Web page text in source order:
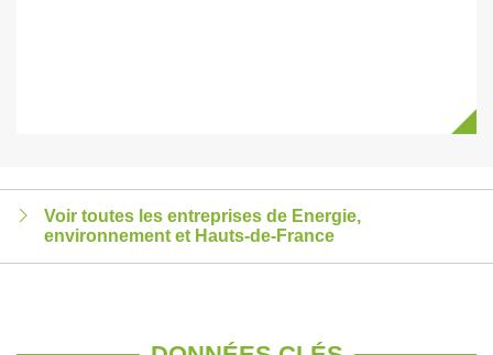
Voir toutes les entreprises de Energie,
environnement et Hauts-de-France